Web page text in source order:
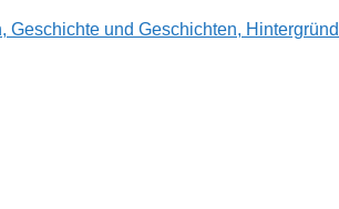
Geschichte und Geschichten,